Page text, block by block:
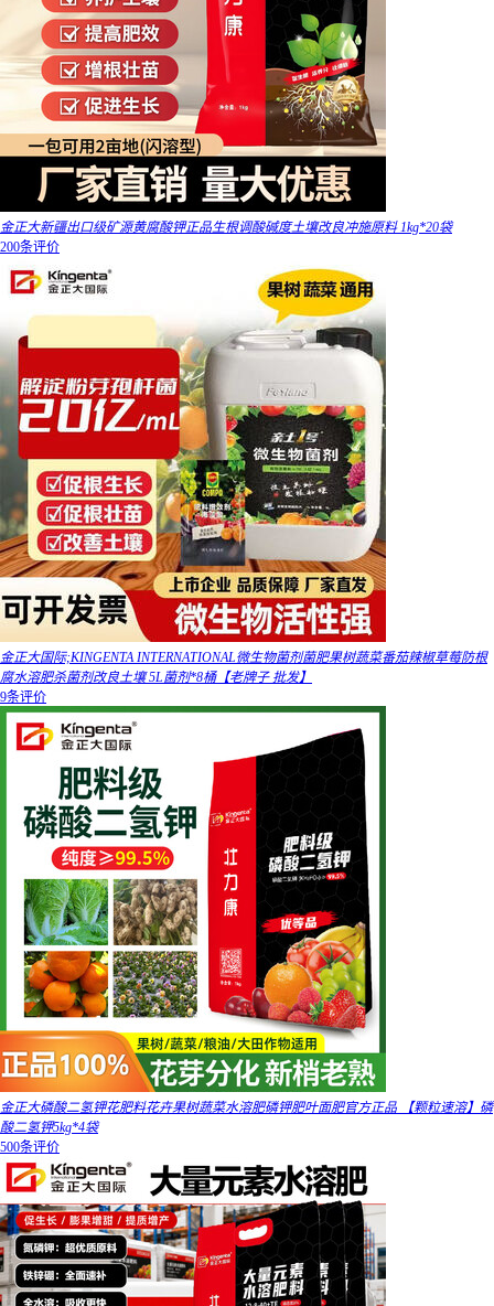
金正大新疆出口级矿源黄腐酸钾正品生根调酸碱度土壤改良冲施原料 1kg*20袋
200条评价
金正大国际;KINGENTA INTERNATIONAL微生物菌剂菌肥果树蔬菜番茄辣椒草莓防根
腐水溶肥杀菌剂改良土壤 5L菌剂*8桶【老牌子 批发】
9条评价
金正大磷酸二氢钾花肥料花卉果树蔬菜水溶肥磷钾肥叶面肥官方正品 【颗粒速溶】磷
酸二氢钾5kg*4袋
500条评价